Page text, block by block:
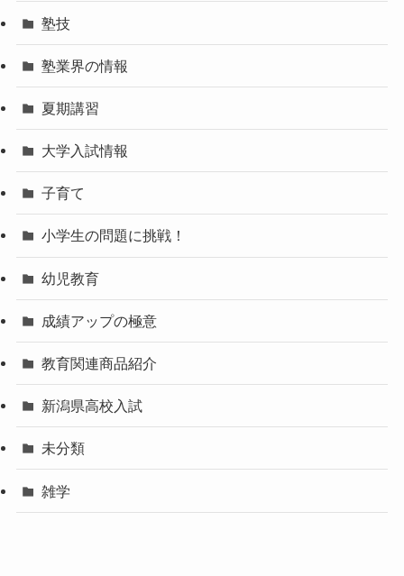
塾技
塾業界の情報
夏期講習
大学入試情報
子育て
小学生の問題に挑戦！
幼児教育
成績アップの極意
教育関連商品紹介
新潟県高校入試
未分類
雑学